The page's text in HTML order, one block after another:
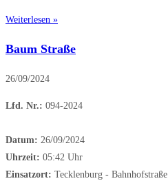
Weiterlesen »
Baum Straße
26/09/2024
Lfd. Nr.: 094-2024
Datum: 26/09/2024
Uhrzeit: 05:42 Uhr
Einsatzort: Tecklenburg - Bahnhofstraße